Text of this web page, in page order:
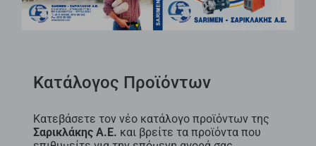
Κατάλογος Προϊόντων
Κατεβάσετε τον νέο κατάλογο προϊόντων της
Σαρικλάκης Α.Ε. και βρείτε τα προϊόντα που